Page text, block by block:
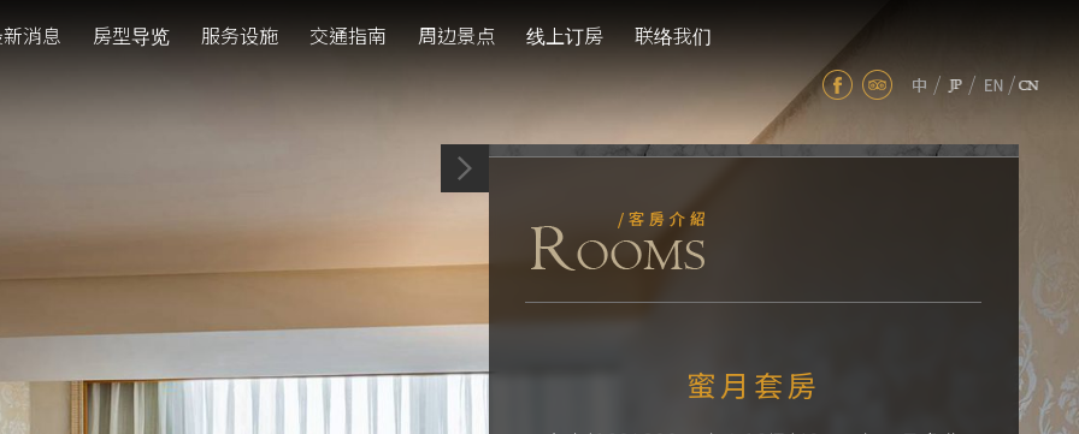
消息 房型导览 服务设施 交通指南 周边景点 线上订房
联络我们
/
/ /
蜜月套房